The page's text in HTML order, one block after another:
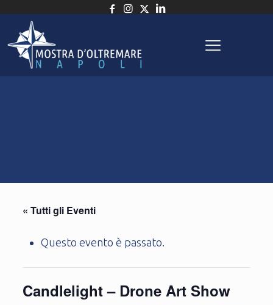
« Tutti gli Eventi
Questo evento è passato.
Candlelight – Drone Art Show